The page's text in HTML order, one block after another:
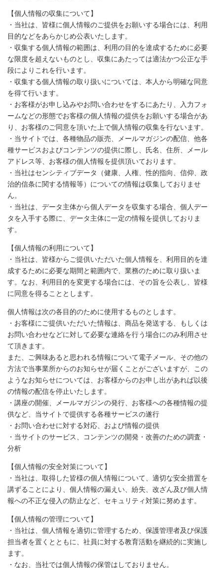
【個人情報の収集について】
・当社は、皆様に個人情報のご提供をお願いする場合には、利用
目的などをあらかじめ公表いたします。
・収集する個人情報の範囲は、利用の目的を達成するために必要
な限度を超えないものとし、収集にあたっては適法かつ公正な手
段によりこれを行います。
・収集する個人情報の取り扱いについては、本人から明確な同意
を得て行います。
・お客様がお申し込みやお問い合わせをするにあたり、入力フォ
ームなどの形態でお客様の個人情報の提供をお願いする場合があ
り、お客様のご同意を頂いた上で個人情報の収集を行ないます。
・当サイトでは、各種物品の販売、メールマガジンの配信、他各
種サービスおよびコンテンツの提供に際し、氏名、住所、メール
アドレス等、お客様の個人情報を提供頂いております。
・当社はセンシティブデータ（健康、人権、性的指向、信仰、政
治的信条に関する情報等）についての情報は収集しておりませ
ん。
・当社は、データ主体から個人データを収集する場合、個人デー
タを入手する際に、データ主体に一定の情報を提供しておりま
す。
【個人情報の利用について】
・当社は、皆様からご提供いただいた個人情報を、利用目的を達
成するために必要な期間と範囲内で、業務のために取り扱いま
す。なお、利用目的を変更する場合には、その旨を公表し、皆様
に同意を得ることとします。
個人情報は次の各目的のために使用するものとします。
・お客様にご提供いただいた情報は、商品を発送する、もしくは
お問い合わせなどに対して必要な連絡を行う場合にのみ利用させ
て頂きます。
また、ご興味あると思われる情報について電子メール、その他の
方法で当事業所からのお知らせが届くことがございますが、この
ようなお知らせについては、お客様からのお申し出があれば以後
の情報の配信を停止いたします。
・講座の開催、メールマガジンの発行、お客様への各種情報の提
供など、当サイトで提供する各種サービスの遂行
・お問い合わせに対する対応、および情報の提供
・当サイトのサービス、コンテンツの開発・改善のための調査・
分析
【個人情報の安全対策について】
・当社は、取得した皆様の個人情報について、適切な安全措置を
講ずることにより、個人情報の漏えい、紛失、改ざん及び個人情
報への不正な侵入の防止など、セキュリティ対策に努めます。
【個人情報の管理について】
・当社は、個人情報を適切に管理するため、保護管理者及び保護
担当者を置くとともに、社員に対する教育活動を継続的に実施し
ます。
・なお、当社では個人情報の保管はしておりません。